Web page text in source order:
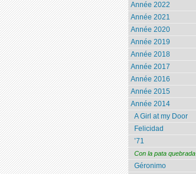
Année 2022
Année 2021
Année 2020
Année 2019
Année 2018
Année 2017
Année 2016
Année 2015
Année 2014
A Girl at my Door
Felicidad
’71
Con la pata quebrada
Géronimo